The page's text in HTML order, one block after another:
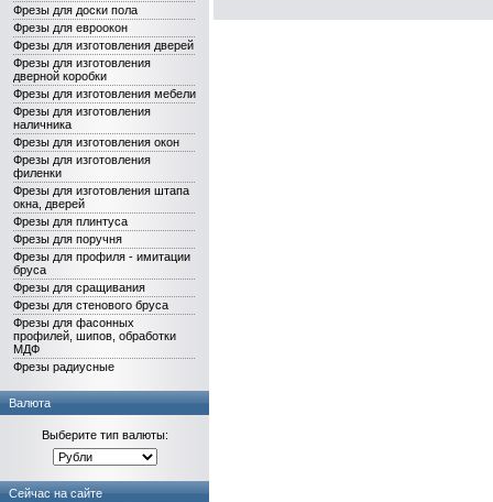
Фрезы для доски пола
Фрезы для евроокон
Фрезы для изготовления дверей
Фрезы для изготовления
дверной коробки
Фрезы для изготовления мебели
Фрезы для изготовления
наличника
Фрезы для изготовления окон
Фрезы для изготовления
филенки
Фрезы для изготовления штапа
окна, дверей
Фрезы для плинтуса
Фрезы для поручня
Фрезы для профиля - имитации
бруса
Фрезы для сращивания
Фрезы для стенового бруса
Фрезы для фасонных
профилей, шипов, обработки
МДФ
Фрезы радиусные
Валюта
Выберите тип валюты:
Сейчас на сайте